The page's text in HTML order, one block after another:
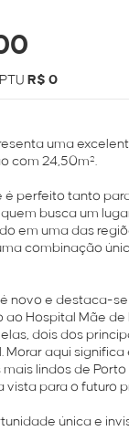
R$ 0
uma
com 24,50m².
é perfeito tanto
busca um
em uma das
combinação
novo e destaca-
Hospital Mãe de
dois dos
Morar aqui
lindos de Porto
vista para o futuro
única e